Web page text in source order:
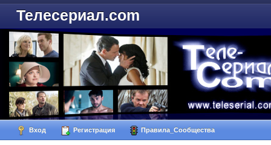
Телесериал.com
Вход Регистрация Правила_Сообщества